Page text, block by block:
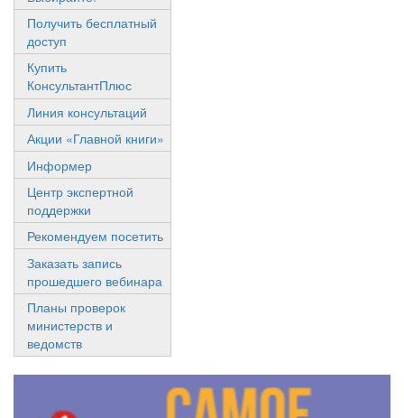
Получить бесплатный
доступ
Купить
КонсультантПлюс
Линия консультаций
Акции «Главной книги»
Информер
Центр экспертной
поддержки
Рекомендуем посетить
Заказать запись
прошедшего вебинара
Планы проверок
министерств и
ведомств